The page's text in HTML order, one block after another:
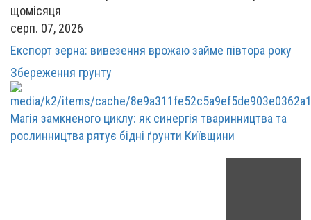
серп. 07, 2026
Експорт зерна: вивезення врожаю займе півтора року
Збереження грунту
Магія замкненого циклу: як синергія тваринництва та
рослинництва рятує бідні ґрунти Київщини